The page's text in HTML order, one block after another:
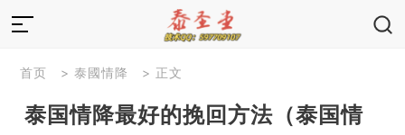
首页 > 泰國情降 > 正文
泰国情降最好的挽回方法（泰国情